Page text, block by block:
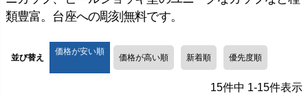
類豊富。台座への彫刻無料です。
並び替え
価格が安い順
価格が高い順 新着順 優先度順
15件中 1-15件表示